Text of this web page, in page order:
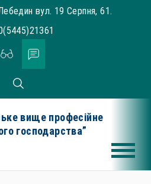
вул. 19 Серпня, 61.
вище професійне
господарства”